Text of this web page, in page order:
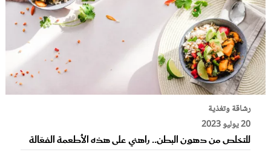
رشاقة وتغذية
20 يوليو 2023
للتخلص من دهون البطن.. راهني على هذه الأطعمة الفعّالة